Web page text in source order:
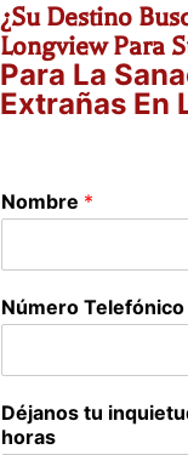
¿Su Destino
Longview Para
Para La
Extrañas En
Nombre *
Número Telefónico
Déjanos tu
horas